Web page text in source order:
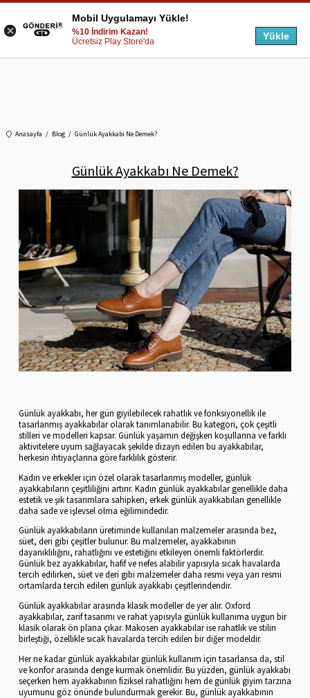
Anasayfa Blog Günlük Ayakkabı Ne Demek?
Günlük Ayakkabı Ne Demek?
Günlük ayakkabı, her gün giyilebilecek rahatlık ve fonksiyonellik ile
tasarlanmış ayakkabılar olarak tanımlanabilir. Bu kategori, çok çeşitli
stilleri ve modelleri kapsar. Günlük yaşamın değişken koşullarına ve farklı
aktivitelere uyum sağlayacak şekilde dizayn edilen bu ayakkabılar,
herkesin ihtiyaçlarına göre farklılık gösterir.
Kadın ve erkekler için özel olarak tasarlanmış modeller, günlük
ayakkabıların çeşitliliğini artırır. Kadın günlük ayakkabılar genellikle daha
estetik ve şık tasarımlara sahipken, erkek günlük ayakkabıları genellikle
daha sade ve işlevsel olma eğilimindedir.
Günlük ayakkabıların üretiminde kullanılan malzemeler arasında bez,
süet, deri gibi çeşitler bulunur. Bu malzemeler, ayakkabının
dayanıklılığını, rahatlığını ve estetiğini etkileyen önemli faktörlerdir.
Günlük bez ayakkabılar, hafif ve nefes alabilir yapısıyla sıcak havalarda
tercih edilirken, süet ve deri gibi malzemeler daha resmi veya yarı resmi
ortamlarda tercih edilen günlük ayakkabı çeşitlerindendir.
Günlük ayakkabılar arasında klasik modeller de yer alır. Oxford
ayakkabılar, zarif tasarımı ve rahat yapısıyla günlük kullanıma uygun bir
klasik olarak ön plana çıkar. Makosen ayakkabılar ise rahatlık ve stilin
birleştiği, özellikle sıcak havalarda tercih edilen bir diğer modeldir.
Her ne kadar günlük ayakkabılar günlük kullanım için tasarlansa da, stil
ve konfor arasında denge kurmak önemlidir. Bu yüzden, günlük ayakkabı
seçerken hem ayakkabının fiziksel rahatlığını hem de günlük giyim tarzına
uyumunu göz önünde bulundurmak gerekir. Bu, günlük ayakkabının
Mobil Uygulamayı Yükle!
%10 İndirim Kazan!
Ücretsiz Play Store'da
Yükle